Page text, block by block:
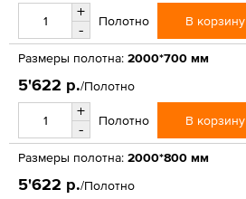
+
-
Полотно В корзину
Размеры полотна: 2000*700 мм
5'622 р./Полотно
+
-
Полотно В корзину
Размеры полотна: 2000*800 мм
5'622 р./Полотно